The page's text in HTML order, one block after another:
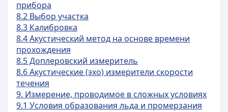
прибора
8.2 Выбор участка
8.3 Калибровка
8.4 Акустический метод на основе времени
прохождения
8.5 Доплеровский измеритель
8.6 Акустические (эхо) измерители скорости
течения
9. Измерение, проводимое в сложных условиях
9.1 Условия образования льда и промерзания